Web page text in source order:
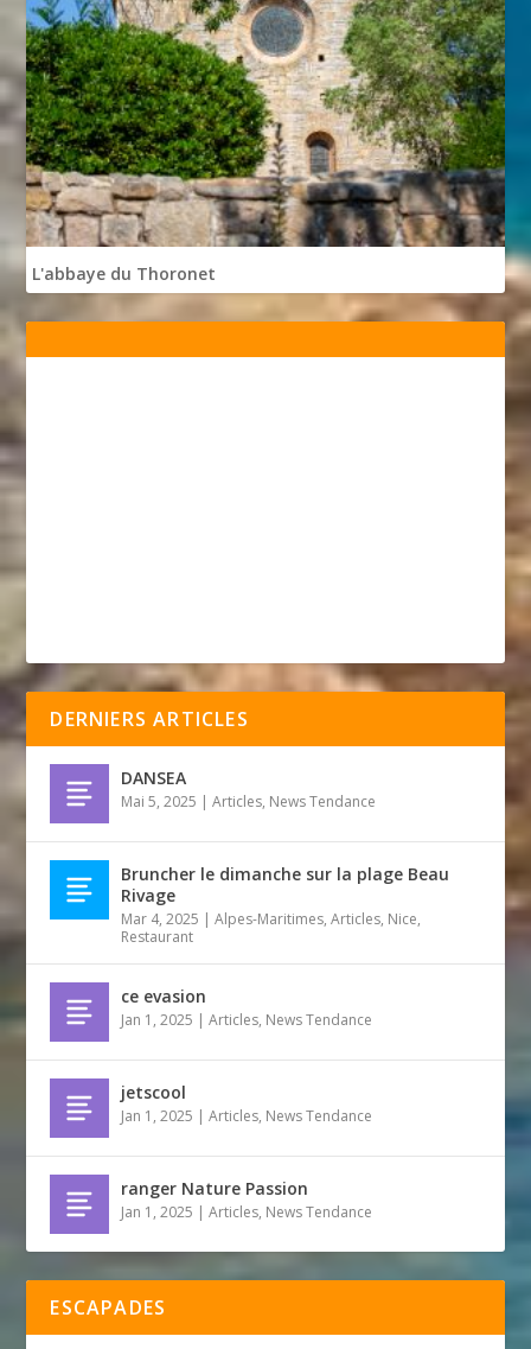
L'abbaye du Thoronet
DERNIERS ARTICLES
DANSEA
Mai 5, 2025 |Articles, News Tendance
Bruncher le dimanche sur la plage Beau
Rivage
Mar 4, 2025 |Alpes-Maritimes,Articles, Nice,
Restaurant
ce evasion
Jan 1, 2025 |Articles, News Tendance
jetscool
Jan 1, 2025 |Articles, News Tendance
ranger Nature Passion
Jan 1, 2025 |Articles, News Tendance
ESCAPADES